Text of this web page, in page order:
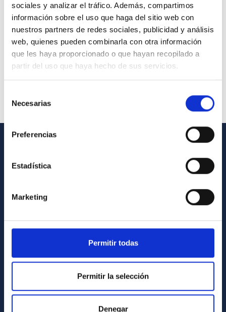
sociales y analizar el tráfico. Además, compartimos
información sobre el uso que haga del sitio web con
nuestros partners de redes sociales, publicidad y análisis
web, quienes pueden combinarla con otra información
que les haya proporcionado o que hayan recopilado a
partir del uso que haya hecho de sus servicios.
Necesarias
Preferencias
Estadística
Marketing
Permitir todas
Permitir la selección
Denegar
Legislation